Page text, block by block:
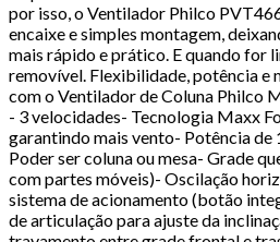
por isso, o Ventilador Philco
encaixe e simples montagem,
mais rápido e prático. E quando for
removível. Flexibilidade, potência e
com o Ventilador de Coluna Philco
- 3 velocidades- Tecnologia Maxx
garantindo mais vento- Potência de
Poder ser coluna ou mesa- Grade
com partes móveis)- Oscilação
sistema de acionamento (botão
de articulação para ajuste da